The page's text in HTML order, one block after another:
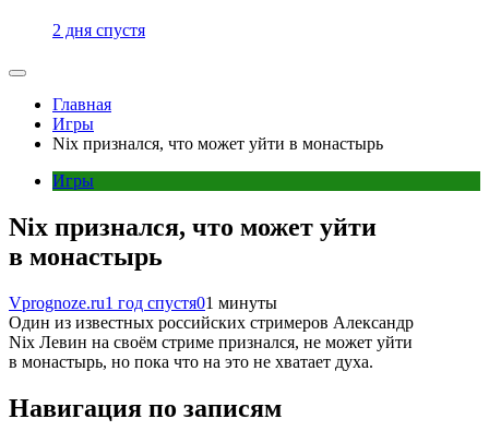
2 дня спустя
Главная
Игры
Nix признался, что может уйти в монастырь
Игры
Nix признался, что может уйти
в монастырь
Vprognoze.ru1 год спустя01 минуты
Один из известных российских стримеров Александр
Nix Левин на своём стриме признался, не может уйти
в монастырь, но пока что на это не хватает духа.
Навигация по записям